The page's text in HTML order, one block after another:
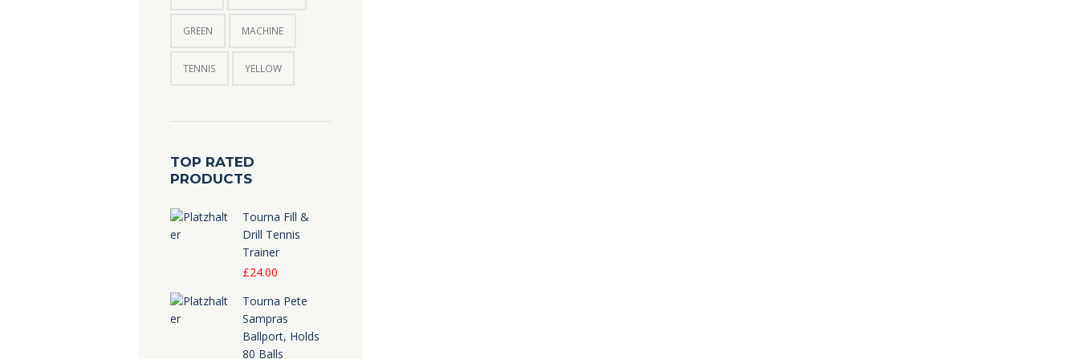
GREEN MACHINE
TENNIS YELLOW
TOP RATED
PRODUCTS
Tourna Fill &
Drill Tennis
Trainer
£24.00
Tourna Pete
Sampras
Ballport, Holds
80 Balls